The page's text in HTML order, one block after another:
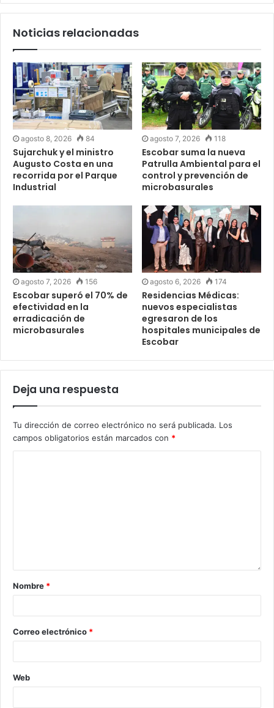
Noticias relacionadas
agosto 8, 2026 84
Sujarchuk y el ministro
Augusto Costa en una
recorrida por el Parque
Industrial
agosto 7, 2026 118
Escobar suma la nueva
Patrulla Ambiental para el
control y prevención de
microbasurales
agosto 7, 2026 156
Escobar superó el 70% de
efectividad en la
erradicación de
microbasurales
agosto 6, 2026 174
Residencias Médicas:
nuevos especialistas
egresaron de los
hospitales municipales de
Escobar
Deja una respuesta
Tu dirección de correo electrónico no será publicada. Los
campos obligatorios están marcados con *
Nombre *
Correo electrónico *
Web